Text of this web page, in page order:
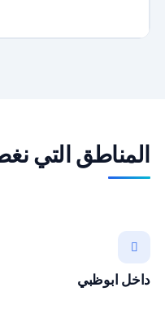
المناطق التي
داخل ابوظبي